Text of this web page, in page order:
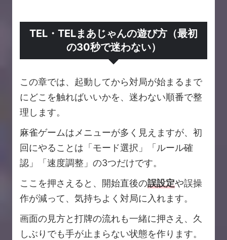
TEL・TELまあじゃんの遊び方（最初
の30秒で迷わない）
この章では、起動してから対局が始まるまで
にどこを触ればいいかを、迷わない順番で整
理します。
麻雀ゲームはメニューが多く見えますが、初
回にやることは「モード選択」「ルール確
認」「速度調整」の3つだけです。
ここを押さえると、開始直後の誤設定や誤操
作が減って、気持ちよく対局に入れます。
画面の見方と打牌の流れも一緒に押さえ、久
しぶりでも手が止まらない状態を作ります。